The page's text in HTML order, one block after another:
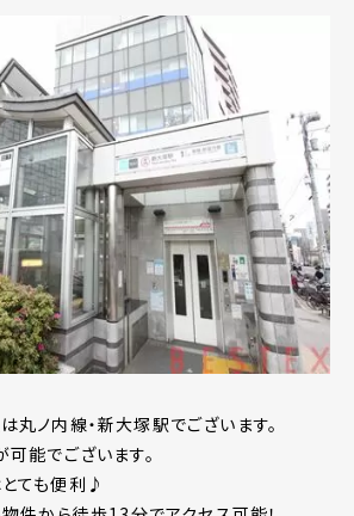
丸ノ内線・新大塚駅でございます。
能でございます。
ても便利♪